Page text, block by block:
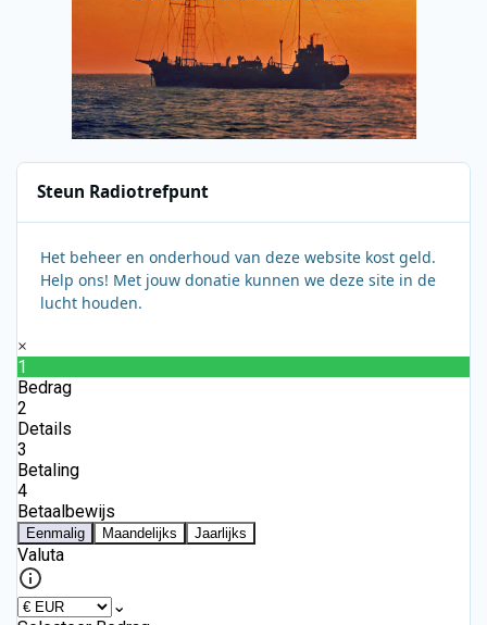
Steun Radiotrefpunt
Het beheer en onderhoud van deze website kost geld.
Help ons! Met jouw donatie kunnen we deze site in de
lucht houden.